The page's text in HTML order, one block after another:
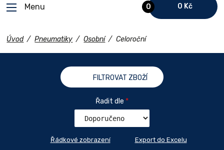
0 0 Kč
Menu
Úvod / Pneumatiky / Osobní / Celoroční
FILTROVAT ZBOŽÍ
Řadit dle *
Řádkové zobrazení Export do Excelu